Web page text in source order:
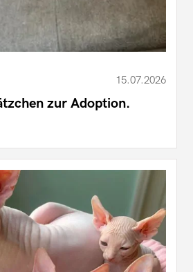
15.07.2026
zur Adoption.